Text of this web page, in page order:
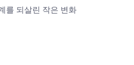
를 되살린 작은 변화